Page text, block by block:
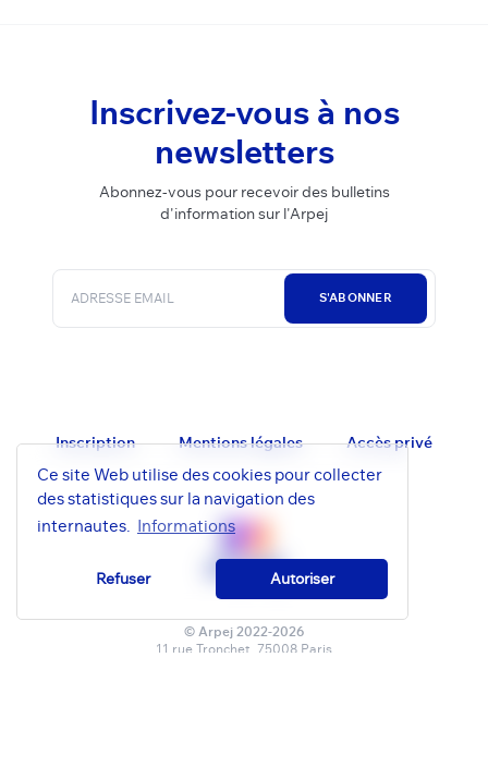
Ce site Web utilise des cookies pour collecter
des statistiques sur la navigation des
internautes.
Informations
Refuser Autoriser
Inscrivez-vous à nos
newsletters
Abonnez-vous pour recevoir des bulletins
d'information sur l'Arpej
S'ABONNER
Inscription Mentions légales Accès privé
© Arpej 2022-2026
11 rue Tronchet, 75008 Paris